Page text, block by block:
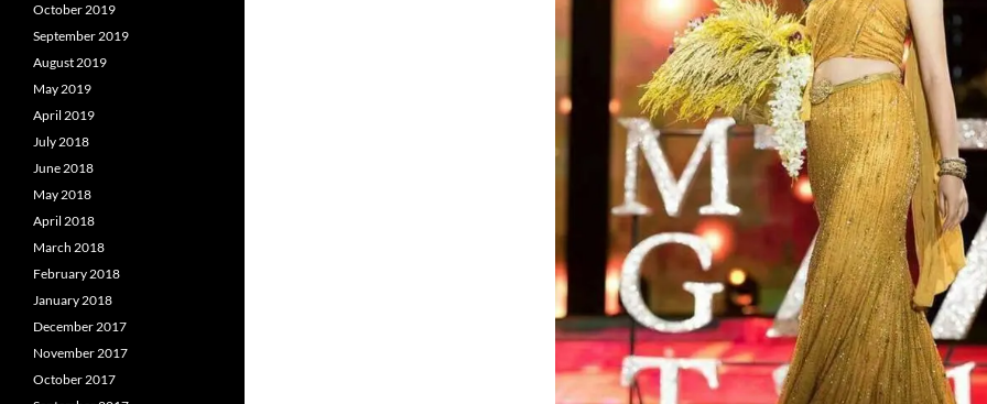
October 2019
September 2019
August 2019
May 2019
April 2019
July 2018
June 2018
May 2018
April 2018
March 2018
February 2018
January 2018
December 2017
November 2017
October 2017